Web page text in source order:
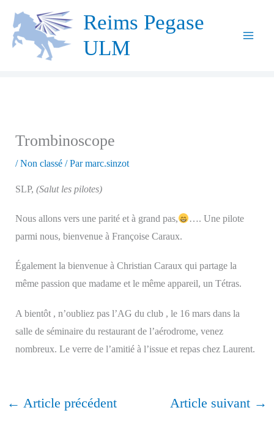
contenu
Reims Pegase
ULM
Trombinoscope
/Non classé/ Parmarc.sinzot
SLP, (Salut les pilotes)
Nous allons vers une parité et à grand pas,
…. Une pilote
parmi nous, bienvenue à Françoise Caraux.
Également la bienvenue à Christian Caraux qui partage la
même passion que madame et le même appareil, un Tétras.
A bientôt , n’oubliez pas l’AG du club , le 16 mars dans la
salle de séminaire du restaurant de l’aérodrome, venez
nombreux. Le verre de l’amitié à l’issue et repas chez Laurent.
← Article précédent Article suivant →